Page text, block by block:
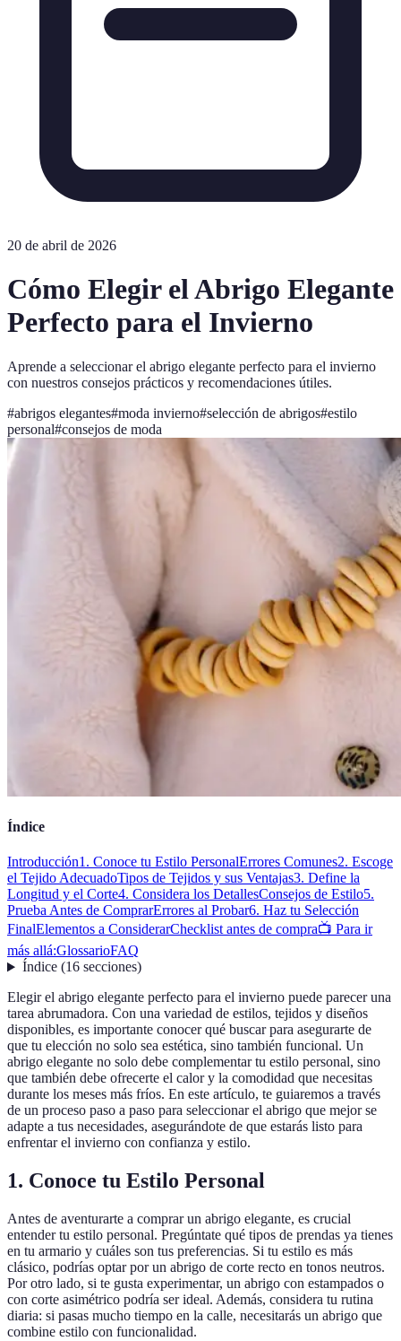
20 de abril de 2026
Cómo Elegir el Abrigo Elegante
Perfecto para el Invierno
Aprende a seleccionar el abrigo elegante perfecto para el invierno
con nuestros consejos prácticos y recomendaciones útiles.
#abrigos elegantes#moda invierno#selección de abrigos#estilo
personal#consejos de moda
Índice
Introducción1. Conoce tu Estilo PersonalErrores Comunes2. Escoge
el Tejido AdecuadoTipos de Tejidos y sus Ventajas3. Define la
Longitud y el Corte4. Considera los DetallesConsejos de Estilo5.
Prueba Antes de ComprarErrores al Probar6. Haz tu Selección
FinalElementos a ConsiderarChecklist antes de compra📺 Para ir
más allá:GlossarioFAQ
Índice(16 secciones)
Elegir el abrigo elegante perfecto para el invierno puede parecer una
tarea abrumadora. Con una variedad de estilos, tejidos y diseños
disponibles, es importante conocer qué buscar para asegurarte de
que tu elección no solo sea estética, sino también funcional. Un
abrigo elegante no solo debe complementar tu estilo personal, sino
que también debe ofrecerte el calor y la comodidad que necesitas
durante los meses más fríos. En este artículo, te guiaremos a través
de un proceso paso a paso para seleccionar el abrigo que mejor se
adapte a tus necesidades, asegurándote de que estarás listo para
enfrentar el invierno con confianza y estilo.
1. Conoce tu Estilo Personal
Antes de aventurarte a comprar un abrigo elegante, es crucial
entender tu estilo personal. Pregúntate qué tipos de prendas ya tienes
en tu armario y cuáles son tus preferencias. Si tu estilo es más
clásico, podrías optar por un abrigo de corte recto en tonos neutros.
Por otro lado, si te gusta experimentar, un abrigo con estampados o
con corte asimétrico podría ser ideal. Además, considera tu rutina
diaria: si pasas mucho tiempo en la calle, necesitarás un abrigo que
combine estilo con funcionalidad.